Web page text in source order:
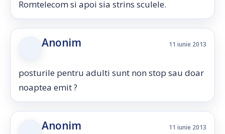
Romtelecom si apoi sia strins sculele.
Anonim 11 iunie 2013
posturile pentru adulti sunt non stop sau doar
noaptea emit ?
Anonim 11 iunie 2013